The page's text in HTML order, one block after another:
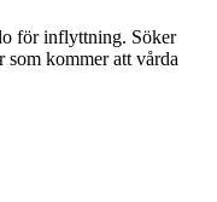
för inflyttning. Söker
som kommer att vårda